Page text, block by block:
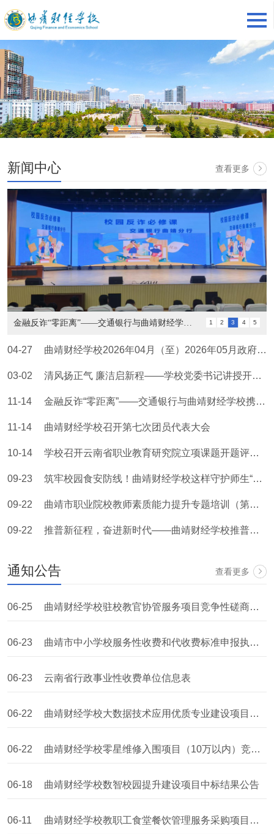
新闻中心 查看更多
金融反诈“零距离”——交通银行与曲靖财经学校携手守护师生财产... 1 2 3 4 5
04-27 曲靖财经学校2026年04月（至）2026年05月政府采购意向
03-02 清风扬正气 廉洁启新程——学校党委书记讲授开学“廉洁第一课”
11-14 金融反诈“零距离”——交通银行与曲靖财经学校携手守护师生财产安全
11-14 曲靖财经学校召开第七次团员代表大会
10-14 学校召开云南省职业教育研究院立项课题开题评审会议
09-23 筑牢校园食安防线！曲靖财经学校这样守护师生“舌尖上的安全”
09-22 曲靖市职业院校教师素质能力提升专题培训（第四期）在曲靖财经学校成功举办
09-22 推普新征程，奋进新时代——曲靖财经学校推普周活动成效显著
通知公告 查看更多
06-25 曲靖财经学校驻校教官协管服务项目竞争性磋商公告
06-23 曲靖市中小学校服务性收费和代收费标准申报执行年度审核
06-23 云南省行政事业性收费单位信息表
06-22 曲靖财经学校大数据技术应用优质专业建设项目中标结果公告
06-22 曲靖财经学校零星维修入围项目（10万以内）竞争性磋商公告
06-18 曲靖财经学校数智校园提升建设项目中标结果公告
06-11 曲靖财经学校教职工食堂餐饮管理服务采购项目成交结果公告